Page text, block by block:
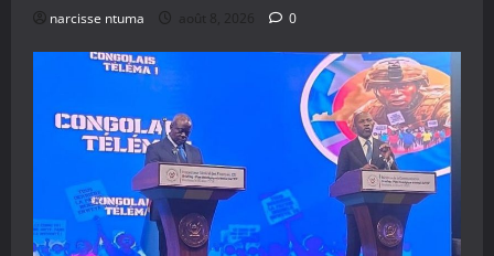
narcisse ntuma août 8, 2026 0